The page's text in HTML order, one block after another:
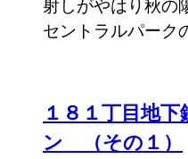
射しがやはり秋の
セントラルパー
１８１丁目地
ン （その１）